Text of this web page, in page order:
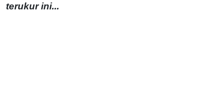
terukur ini...